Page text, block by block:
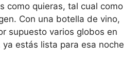
como quieras, tal cual como
Con una botella de vino,
supuesto varios globos en
estás lista para esa noche